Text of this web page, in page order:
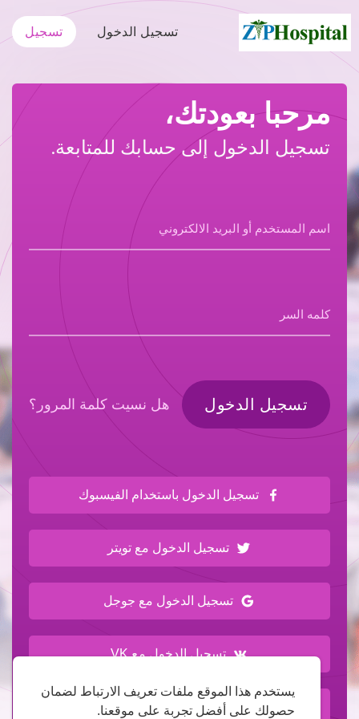
يستخدم هذا الموقع ملفات تعريف الارتباط لضمان
حصولك على أفضل تجربة على موقعنا.
تسجيل الدخول تسجيل
مرحبا بعودتك،
تسجيل الدخول إلى حسابك للمتابعة.
اسم المستخدم أو البريد الالكتروني
كلمه السر
تسجيل الدخول هل نسيت كلمة المرور؟
تسجيل الدخول باستخدام الفيسبوك
تسجيل الدخول مع تويتر
تسجيل الدخول مع جوجل
تسجيل الدخول مع VK
تسجيل الدخول مع Wowonder